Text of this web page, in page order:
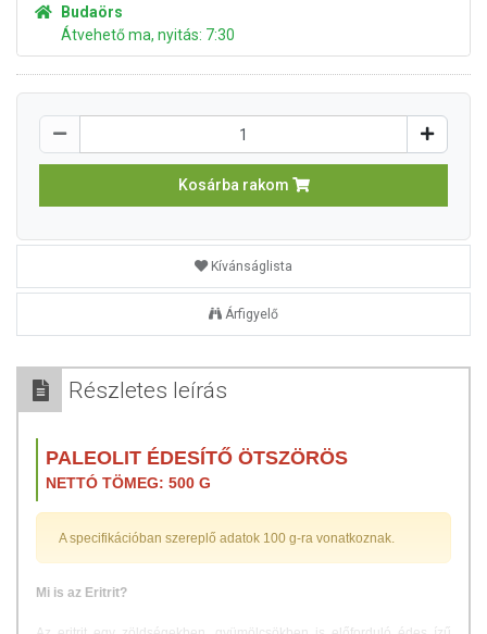
Budaörs
Átvehető ma, nyitás: 7:30
Kosárba rakom
Kívánságlista
Árfigyelő
Részletes leírás
PALEOLIT ÉDESÍTŐ ÖTSZÖRÖS
NETTÓ TÖMEG: 500 G
A specifikációban szereplő adatok 100 g-ra vonatkoznak.
Mi is az Eritrit?